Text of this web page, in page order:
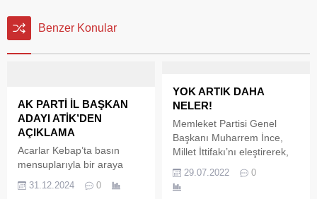
Benzer Konular
AK PARTİ İL BAŞKAN
ADAYI ATİK’DEN
AÇIKLAMA
Acarlar Kebap’ta basın
mensuplarıyla bir araya
Başkanı İsmail Atik, AK
31.12.2024 0
YOK ARTIK DAHA
NELER!
Memleket Partisi Genel
Başkanı Muharrem İnce,
Millet İttifakı’nı eleştirerek,
Muharrem İnce burada.
Getirin 6’lı masanın adayı
29.07.2022 0